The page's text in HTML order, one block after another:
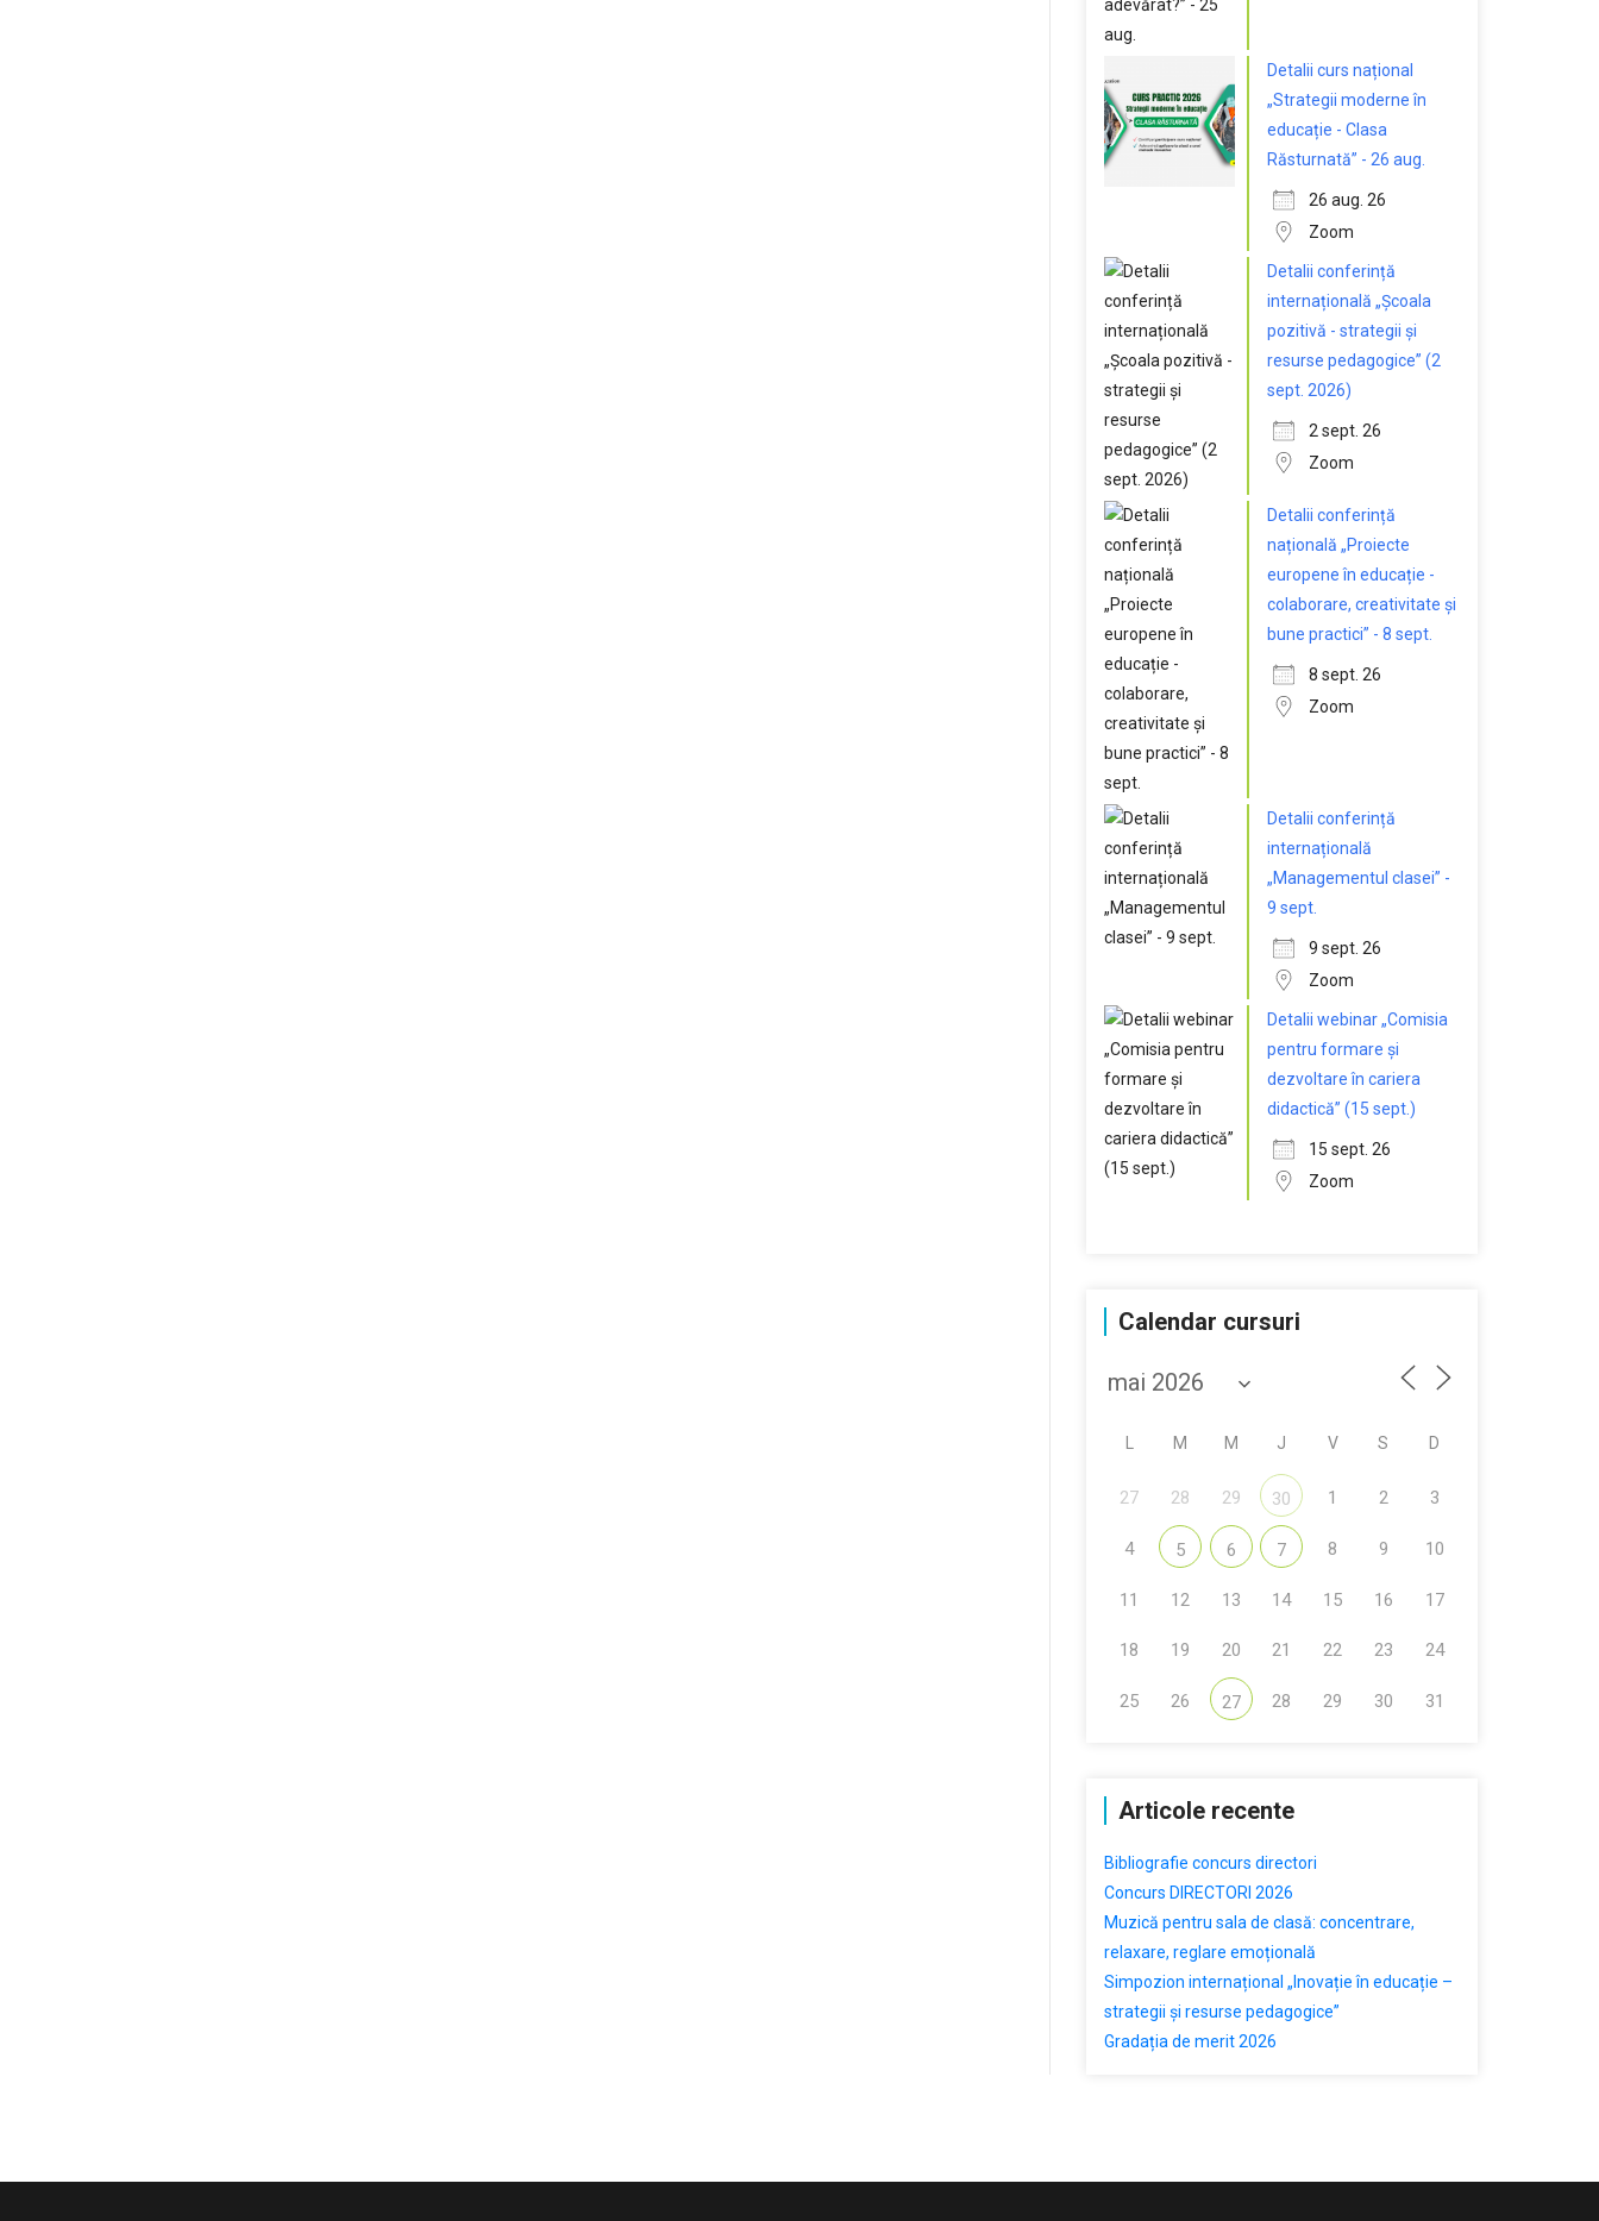
Detalii curs național
„Strategii moderne în
educație - Clasa
Răsturnată” - 26 aug.
26 aug. 26
Zoom
Detalii conferință
internațională „Școala
pozitivă - strategii și
resurse pedagogice” (2
sept. 2026)
2 sept. 26
Zoom
Detalii conferință
națională „Proiecte
europene în educație -
colaborare, creativitate și
bune practici” - 8 sept.
8 sept. 26
Zoom
Detalii conferință
internațională
„Managementul clasei” -
9 sept.
9 sept. 26
Zoom
Detalii webinar „Comisia
pentru formare și
dezvoltare în cariera
didactică” (15 sept.)
15 sept. 26
Zoom
Calendar cursuri
M M J V S D
27 28 29 30 1 2 3
4 5 6 7 8 9 10
11 12 13 14 15 16 17
18 19 20 21 22 23 24
25 26 27 28 29 30 31
Articole recente
Bibliografie concurs directori
Concurs DIRECTORI 2026
Muzică pentru sala de clasă: concentrare,
relaxare, reglare emoțională
Simpozion internațional „Inovație în educație –
strategii și resurse pedagogice”
Gradația de merit 2026